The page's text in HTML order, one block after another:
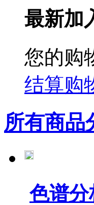
最新加
您的购
结算购
所有商品
色谱分